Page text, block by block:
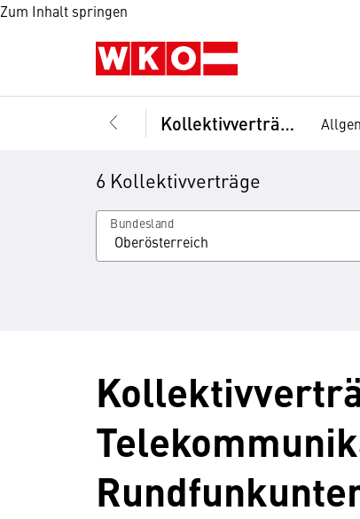
Zum Inhalt springen
Kollektivverträge
6 Kollektivverträge
Bundesland